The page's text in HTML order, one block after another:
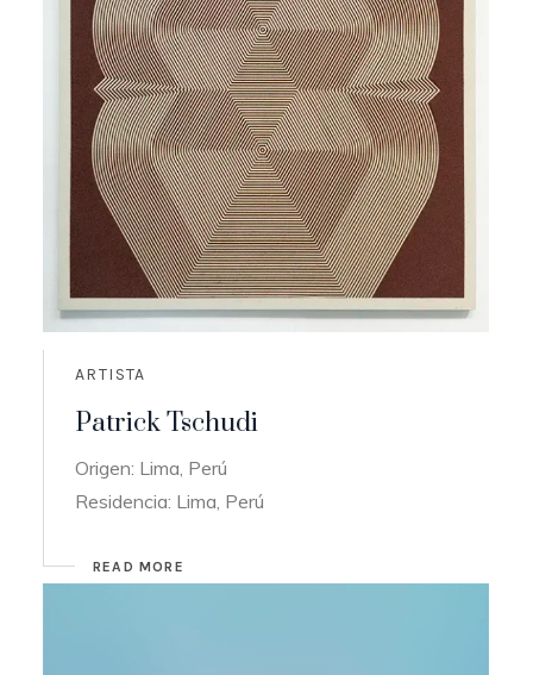
ARTISTA
Patrick Tschudi
Origen: Lima, Perú
Residencia: Lima, Perú
READ MORE